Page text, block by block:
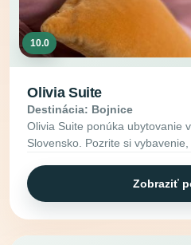
10.0
Olivia Suite
Destinácia: Bojnice
Olivia Suite ponúka ubytovanie
Slovensko. Pozrite si
Zobraziť